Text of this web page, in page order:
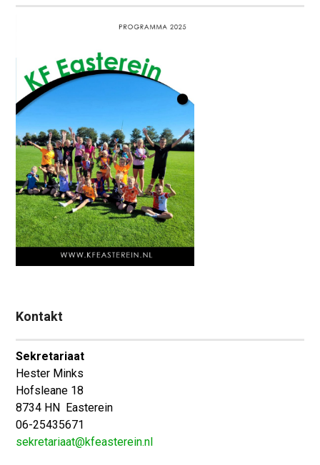
Kontakt
Sekretariaat
Hester Minks
Hofsleane 18
8734 HN Easterein
06-25435671
sekretariaat@kfeasterein.nl